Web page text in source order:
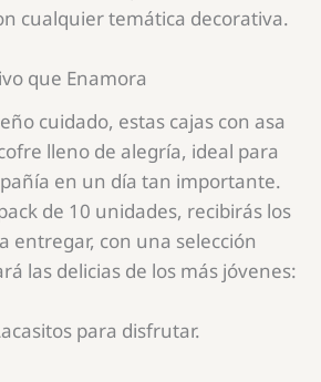
cualquier temática decorativa.
que Enamora
cuidado, estas cajas con asa
lleno de alegría, ideal para
en un día tan importante.
de 10 unidades, recibirás los
entregar, con una selección
las delicias de los más jóvenes:
para disfrutar.